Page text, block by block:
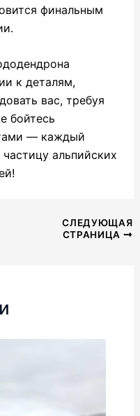
финальным
к деталям,
вас, требуя
бойтесь
— каждый
альпийских
СЛЕДУЮЩАЯ
СТРАНИЦА